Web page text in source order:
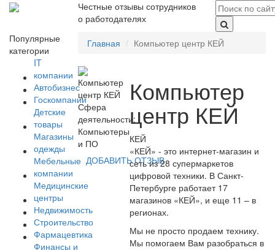
Честные отзывы сотрудников
о работодателях
Популярные
категории
IT
компании
Автобизнес
Госкомпании
Детские
товары
Магазины
одежды
Мебельные
компании
Медицинские
центры
Недвижимость
Строительство
Фармацевтика
Финансы и
Главная Компьютер центр КЕЙ
Сфера
деятельности:
Компьютеры
и ПО
ДОБАВИТЬ ОТЗЫВ
Компьютер
центр КЕЙ
КЕЙ
«КЕЙ» - это интернет-магазин и
сеть из 28 супермаркетов
цифровой техники. В Санкт-
Петербурге работает 17
магазинов «КЕЙ», и еще 11 – в
регионах.
Мы не просто продаем технику.
Мы помогаем Вам разобраться в